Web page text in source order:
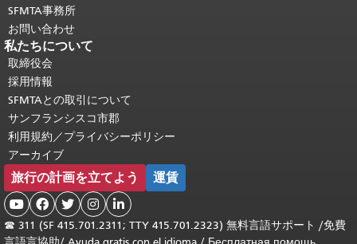
SFMTA事務所
お問い合わせ
私たちについて
取締役会
採用情報
SFMTAとの取引について
サンフランシスコ市郡
利用規約／プライバシーポリシー
アーカイブ
旅行の計画を立てよう 運賃
    
☎ 311 (SF 415.701.2311; TTY 415.701.2323) 無料言語サポート /免費